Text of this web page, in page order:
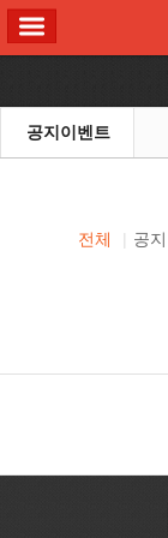
공지이벤트
전체 | 공지